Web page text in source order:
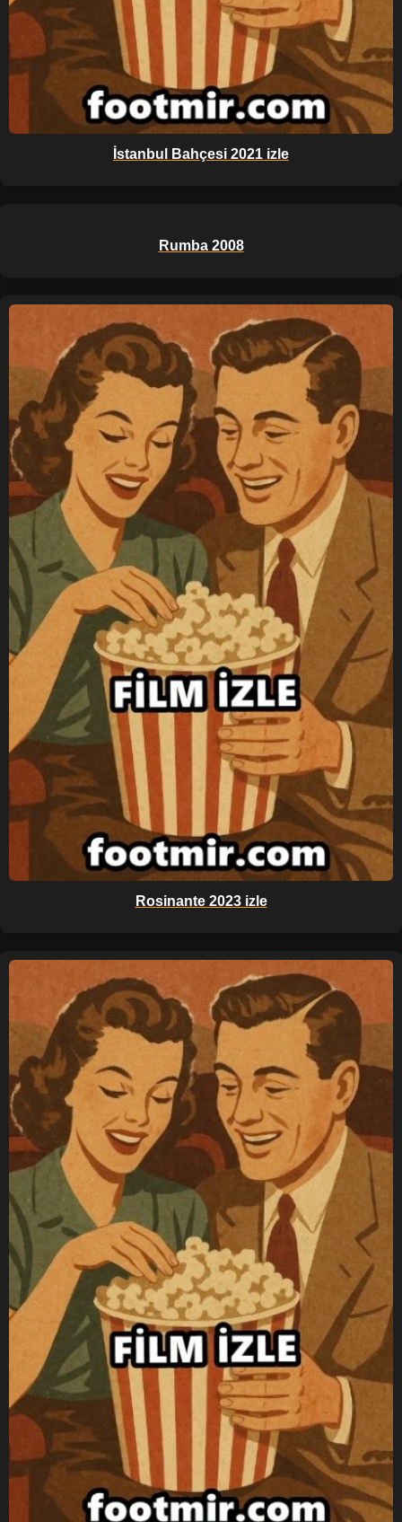
İstanbul Bahçesi 2021 izle
Rumba 2008
Rosinante 2023 izle